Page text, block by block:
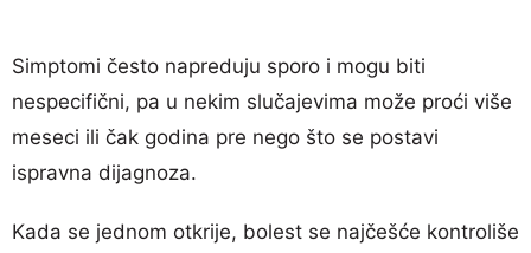
Simptomi često napreduju sporo i mogu biti
nespecifični, pa u nekim slučajevima može proći više
meseci ili čak godina pre nego što se postavi
ispravna dijagnoza.
Kada se jednom otkrije, bolest se najčešće kontroliše